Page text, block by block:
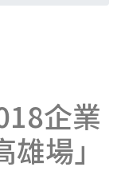
企業
場」